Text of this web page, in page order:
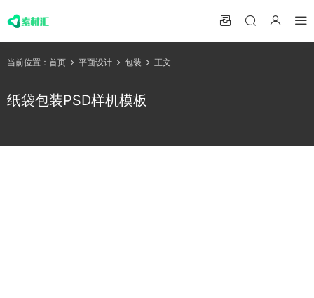
当前位置： 首页 平面设计 包装 正文
纸袋包装PSD样机模板